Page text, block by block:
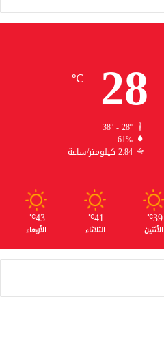
28
℃
38º - 28º
61%
2.84 كيلومتر/ساعة
39
℃
الأثنين
41
℃
الثلاثاء
43
℃
الأربعاء